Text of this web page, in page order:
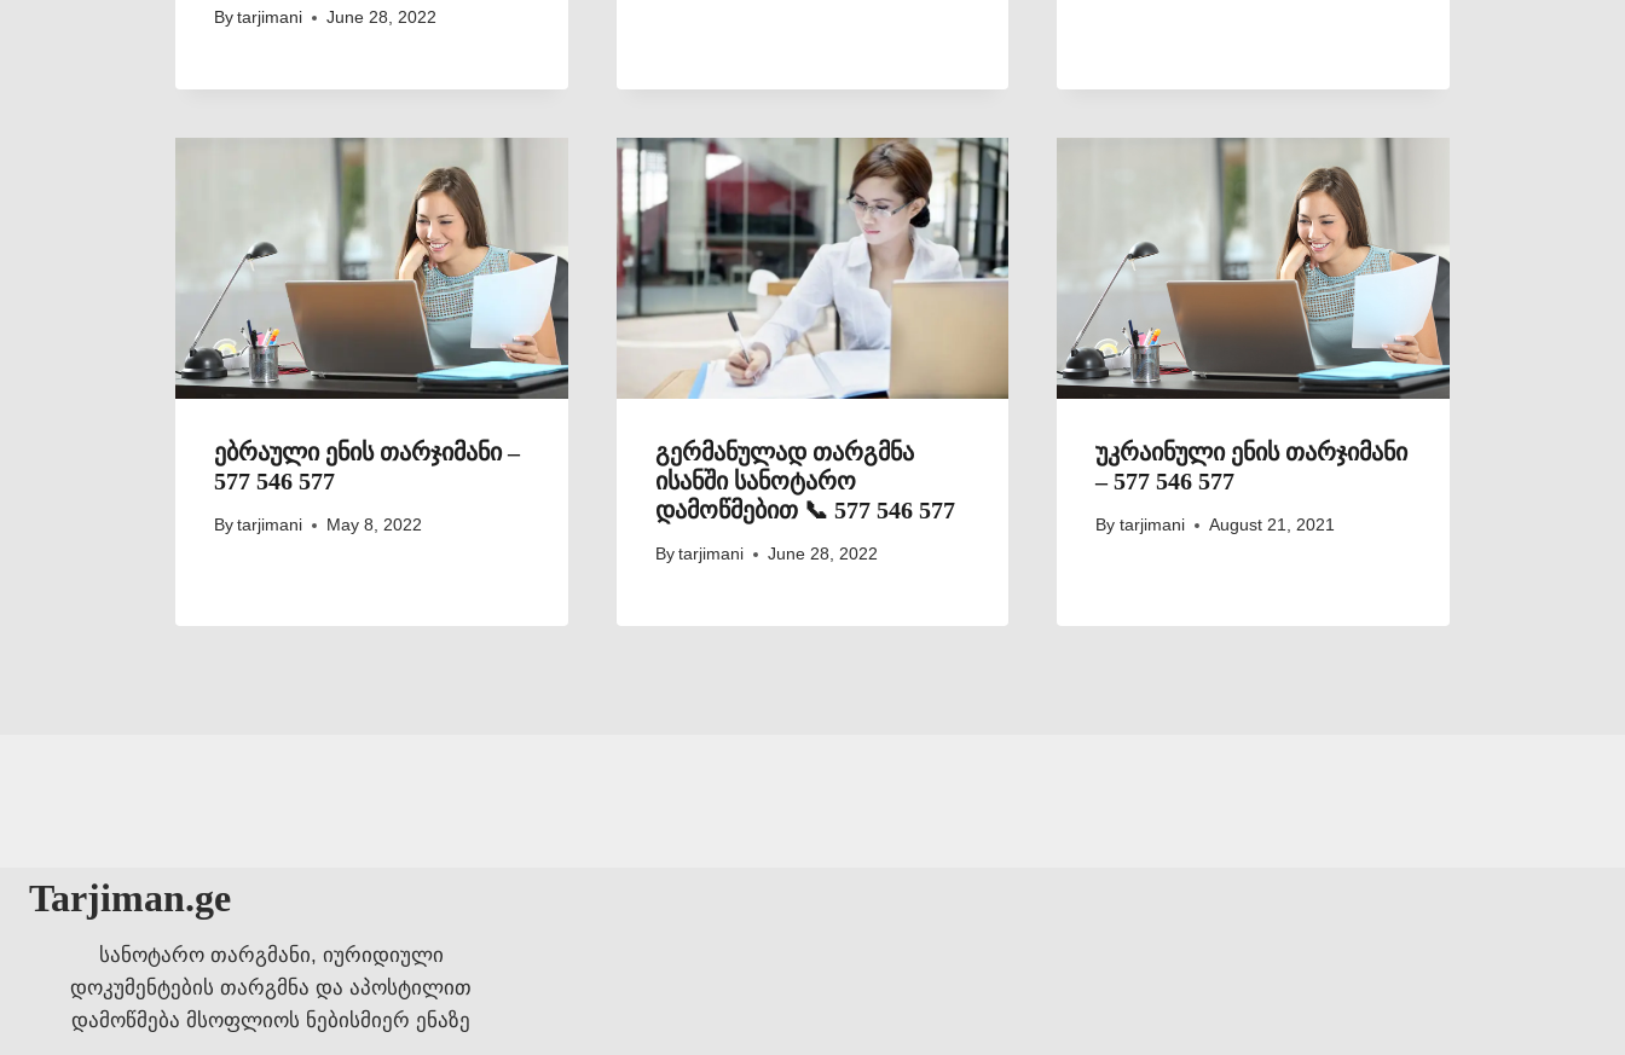
By tarjimani June 28, 2022
ებრაული ენის თარჯიმანი –
577 546 577
By tarjimani May 8, 2022
გერმანულად თარგმნა
ისანში სანოტარო
დამოწმებით 📞 577 546 577
By tarjimani June 28, 2022
უკრაინული ენის თარჯიმანი
– 577 546 577
By tarjimani August 21, 2021
Tarjiman.ge
სანოტარო თარგმანი, იურიდიული
დოკუმენტების თარგმნა და აპოსტილით
დამოწმება მსოფლიოს ნებისმიერ ენაზე